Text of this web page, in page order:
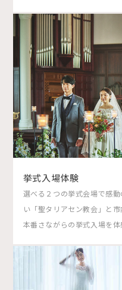
挙式入場体験
選べる２つの挙式会場で感
い「聖タリアセン教会」と
本番さながらの挙式入場を体